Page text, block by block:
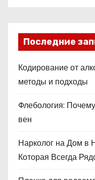
Последние
Кодирование от
методы и подходы
Флебология:
вен
Нарколог на Дом в
Которая Всегда